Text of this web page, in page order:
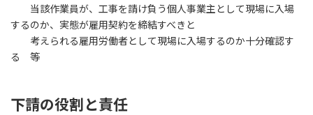
当該作業員が、工事を請け負う個人事業主として現場に入場
するのか、実態が雇用契約を締結すべきと
考えられる雇用労働者として現場に入場するのか十分確認す
る 等
下請の役割と責任